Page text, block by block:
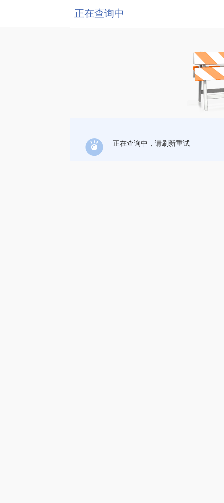
正在查询中
正在查询中，请刷新重试